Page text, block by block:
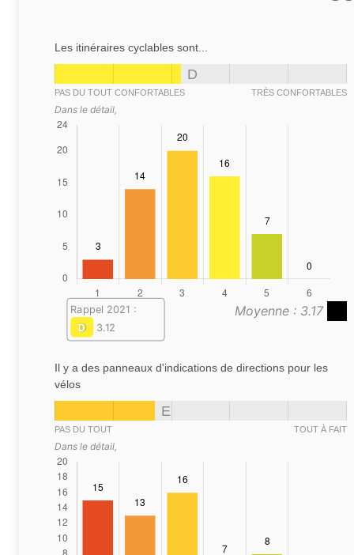
Les itinéraires cyclables sont...
D
PAS DU TOUT CONFORTABLES TRÈS CONFORTABLES
Dans le détail,
Moyenne : 3.17
Rappel 2021 :
D
3.12
Il y a des panneaux d'indications de directions pour les
vélos
E
PAS DU TOUT TOUT À FAIT
Dans le détail,